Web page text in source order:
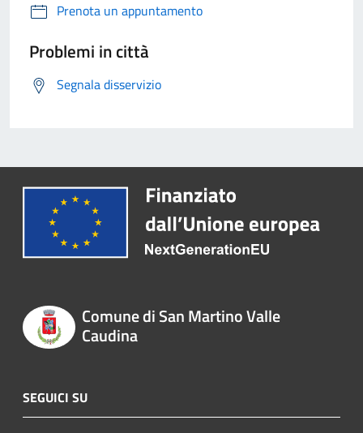
Prenota un appuntamento
Problemi in città
Segnala disservizio
Comune di San Martino Valle
Caudina
SEGUICI SU